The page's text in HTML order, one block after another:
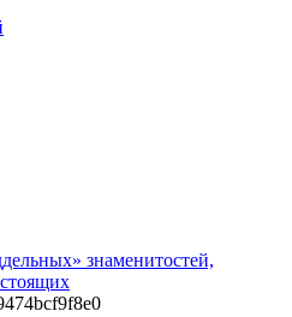
знаменитостей,